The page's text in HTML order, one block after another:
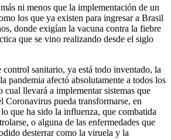
ni menos que la implementación de un
los que ya existen para ingresar a Brasil
donde exigían la vacuna contra la fiebre
que se vino realizando desde el siglo
sanitario, ya está todo inventado, la
pandemia afectó absolutamente a todos los
cual llevará a implementar sistemas que
Coronavirus pueda transformarse, en
que ha sido la influenza, que combatida
o alguna de las enfermedades que
desterrar como la viruela y la